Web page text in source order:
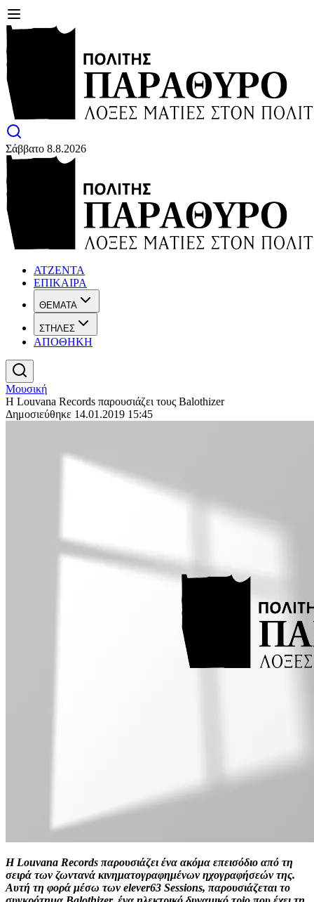
Σάββατο 8.8.2026
ΑΤΖΕΝΤΑ
ΕΠΙΚΑΙΡΑ
ΘΕΜΑΤΑ
ΣΤΗΛΕΣ
ΑΠΟΘΗΚΗ
Μουσική
Η Louvana Records παρουσιάζει τους Balothizer
Δημοσιεύθηκε 14.01.2019 15:45
Η Louvana Records παρουσιάζει ένα ακόμα επεισόδιο από τη
σειρά των ζωντανά κινηματογραφημένων ηχογραφήσεών της.
Αυτή τη φορά μέσω των elever63 Sessions, παρουσιάζεται το